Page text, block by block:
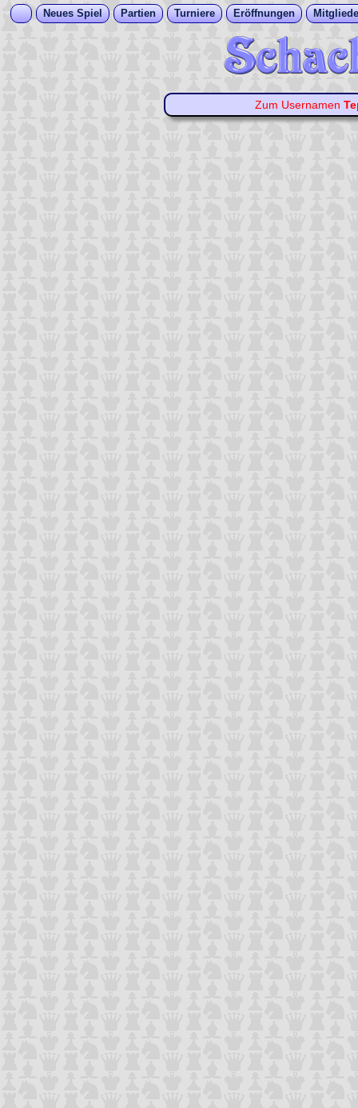
Neues Spiel Partien Turniere Eröffnungen
Zum Usernamen